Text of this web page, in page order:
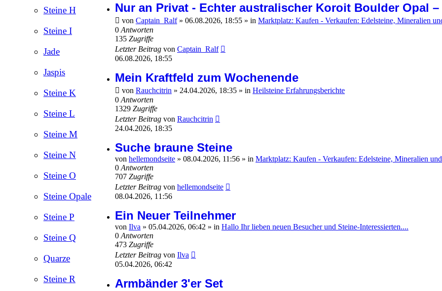
Steine H
Steine I
Jade
Jaspis
Steine K
Steine L
Steine M
Steine N
Steine O
Steine Opale
Steine P
Steine Q
Quarze
Steine R
Nur an Privat - Echter australischer Koroit Boulder Opal
von Captain_Ralf» 06.08.2026, 18:55 » in Marktplatz: Kaufen - Verkaufen: Edelsteine, Mineralien
0 Antworten
135 Zugriffe
Letzter Beitrag von Captain_Ralf
06.08.2026, 18:55
Mein Kraftfeld zum Wochenende
von Rauchcitrin » 24.04.2026, 18:35 » in Heilsteine Erfahrungsberichte
0 Antworten
1329 Zugriffe
Letzter Beitrag von Rauchcitrin
24.04.2026, 18:35
Suche braune Steine
von hellemondseite » 08.04.2026, 11:56 » in Marktplatz: Kaufen - Verkaufen: Edelsteine, Mineralien
0 Antworten
707 Zugriffe
Letzter Beitrag von hellemondseite
08.04.2026, 11:56
Ein Neuer Teilnehmer
von Ilva » 05.04.2026, 06:42 » in Hallo Ihr lieben neuen Besucher und Steine-Interessierten....
0 Antworten
473 Zugriffe
Letzter Beitrag von Ilva
05.04.2026, 06:42
Armbänder 3'er Set